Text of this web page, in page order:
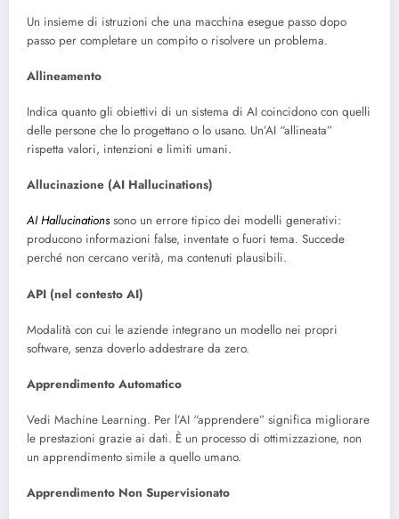
Un insieme di istruzioni che una macchina esegue passo dopo
passo per completare un compito o risolvere un problema.
Allineamento
Indica quanto gli obiettivi di un sistema di AI coincidono con quelli
delle persone che lo progettano o lo usano. Un’AI “allineata”
rispetta valori, intenzioni e limiti umani.
Allucinazione (AI Hallucinations)
AI Hallucinationssono un errore tipico dei modelli generativi:
producono informazioni false, inventate o fuori tema. Succede
perché non cercano verità, ma contenuti plausibili.
API (nel contesto AI)
Modalità con cui le aziende integrano un modello nei propri
software, senza doverlo addestrare da zero.
Apprendimento Automatico
Vedi Machine Learning. Per l’AI “apprendere” significa migliorare
le prestazioni grazie ai dati. È un processo di ottimizzazione, non
un apprendimento simile a quello umano.
Apprendimento Non Supervisionato